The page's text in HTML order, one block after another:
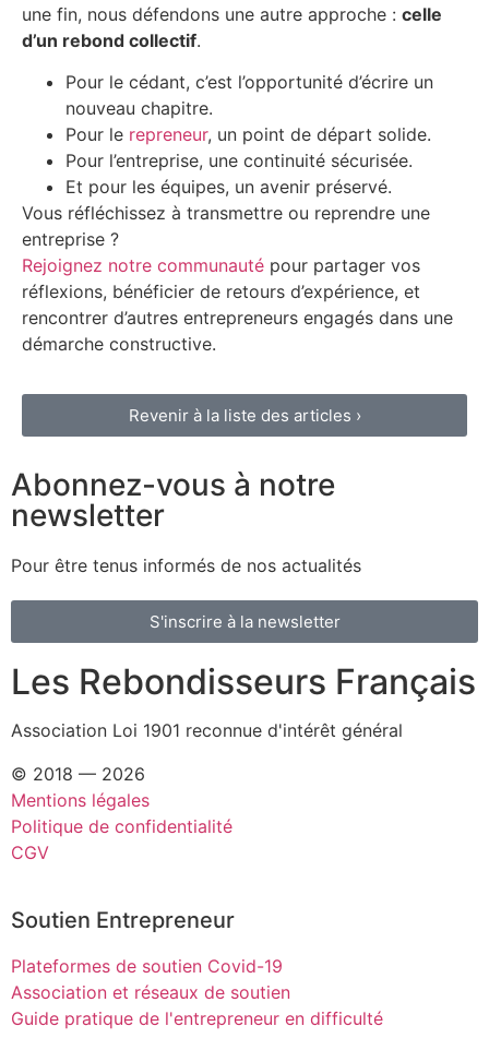
une fin, nous défendons une autre approche : celle
d’un rebond collectif.
Pour le cédant, c’est l’opportunité d’écrire un
nouveau chapitre.
Pour le repreneur, un point de départ solide.
Pour l’entreprise, une continuité sécurisée.
Et pour les équipes, un avenir préservé.
Vous réfléchissez à transmettre ou reprendre une
entreprise ?
Rejoignez notre communauté pour partager vos
réflexions, bénéficier de retours d’expérience, et
rencontrer d’autres entrepreneurs engagés dans une
démarche constructive.
Revenir à la liste des articles ›
Abonnez-vous à notre
newsletter
Pour être tenus informés de nos actualités
S'inscrire à la newsletter
Les Rebondisseurs Français
Association Loi 1901 reconnue d'intérêt général
© 2018 — 2026
Mentions légales
Politique de confidentialité
CGV
Soutien Entrepreneur
Plateformes de soutien Covid-19
Association et réseaux de soutien
Guide pratique de l'entrepreneur en difficulté